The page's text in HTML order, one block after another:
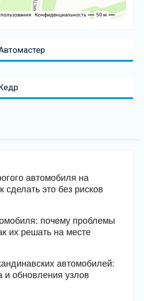
Предыдущая
автомобиля на
сделать это без рисков
почему проблемы
их решать на месте
автомобилей:
и обновления узлов